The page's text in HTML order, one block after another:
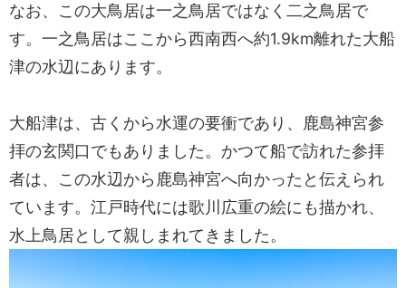
なお、この大鳥居は一之鳥居ではなく二之鳥居で
す。一之鳥居はここから西南西へ約1.9km離れた大船
津の水辺にあります。
大船津は、古くから水運の要衝であり、鹿島神宮参
拝の玄関口でもありました。かつて船で訪れた参拝
者は、この水辺から鹿島神宮へ向かったと伝えられ
ています。江戸時代には歌川広重の絵にも描かれ、
水上鳥居として親しまれてきました。